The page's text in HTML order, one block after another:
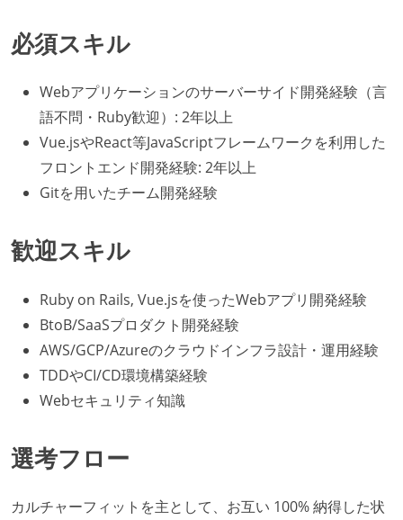
必須スキル
Webアプリケーションのサーバーサイド開発経験（言
語不問・Ruby歓迎）: 2年以上
Vue.jsやReact等JavaScriptフレームワークを利用した
フロントエンド開発経験: 2年以上
Gitを用いたチーム開発経験
歓迎スキル
Ruby on Rails, Vue.jsを使ったWebアプリ開発経験
BtoB/SaaSプロダクト開発経験
AWS/GCP/Azureのクラウドインフラ設計・運用経験
TDDやCI/CD環境構築経験
Webセキュリティ知識
選考フロー
カルチャーフィットを主として、お互い 100% 納得した状